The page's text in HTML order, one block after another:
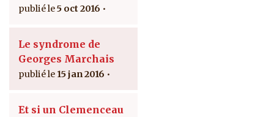
5 oct 2016
Le syndrome de
Georges Marchais
15 jan 2016
Et si un Clemenceau